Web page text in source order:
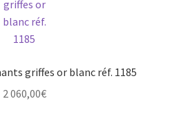
griffes or blanc réf. 1185
2 060,00€